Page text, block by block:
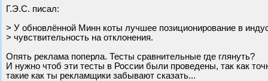
Г.Э.С. писал:
> У обновлённой Минн коты лучшее позиционирование в
> чувствительность на отклонения.
Опять реклама поперла. Тесты сравнительные где глянуть?
И нужно чтоб эти тесты в России были проведены, так как
такие как ты рекламщики забывают сказать...